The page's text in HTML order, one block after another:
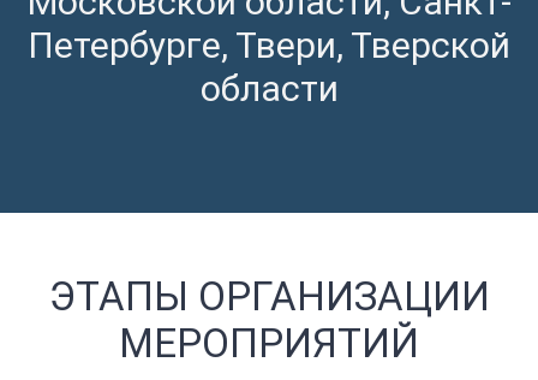
Петербурге, Твери, Тверской
области
ЭТАПЫ ОРГАНИЗАЦИИ
МЕРОПРИЯТИЙ